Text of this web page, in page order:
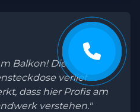
Balkon! Die
verlief
dass hier Profis am
verstehen."